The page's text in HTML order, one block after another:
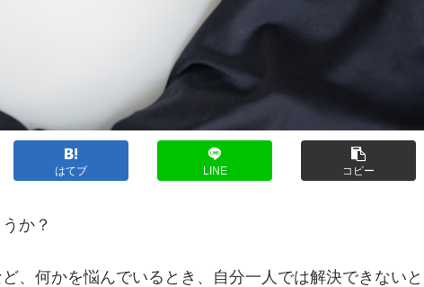
はてブ LINE コピー
か？
、何かを悩んでいるとき、自分一人では解決できないと